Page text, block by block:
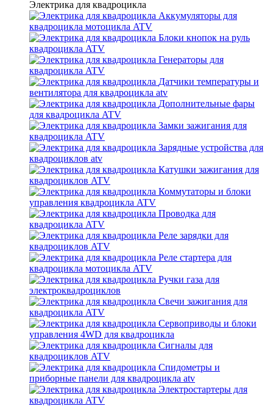
Электрика для квадроцикла
Аккумуляторы для
квадроцикла мотоцикла ATV
Блоки кнопок на руль
квадроцикла ATV
Генераторы для
квадроцикла ATV
Датчики температуры и
вентилятора для квадроцикла atv
Дополнительные фары
для квадроцикла ATV
Замки зажигания для
квадроцикла ATV
Зарядные устройства для
квадроциклов atv
Катушки зажигания для
квадроциклов ATV
Коммутаторы и блоки
управления квадроцикла ATV
Проводка для
квадроцикла ATV
Реле зарядки для
квадроциклов ATV
Реле стартера для
квадроцикла мотоцикла ATV
Ручки газа для
электроквадроциклов
Свечи зажигания для
квадроцикла ATV
Сервоприводы и блоки
управления 4WD для квадроцикла
Сигналы для
квадроциклов ATV
Спидометры и
приборные панели для квадроцикла atv
Электростартеры для
квадроцикла ATV